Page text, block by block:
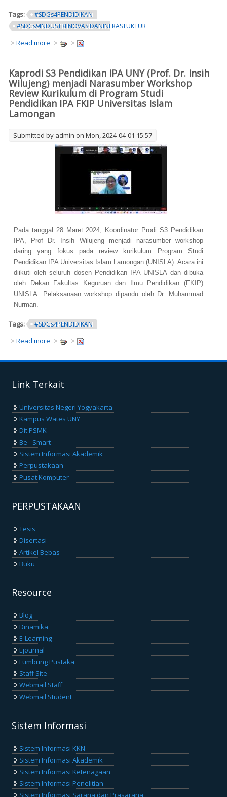
Tags:
#SDGs4PENDIDIKAN
#SDGs9INDUSTRIINOVASIDANINFRASTUKTUR
Read more about Guest Lecture di UNY: Model Project and Problem
Kaprodi S3 Pendidikan IPA UNY (Prof. Dr. Insih
Wilujeng) menjadi Narasumber Workshop
Review Kurikulum di Program Studi
Pendidikan IPA FKIP Universitas Islam
Lamongan
Submitted by admin on Mon, 2024-04-01 15:57
Pada tanggal 28 Maret 2024, Koordinator Prodi S3 Pendidikan
IPA, Prof Dr. Insih Wilujeng menjadi narasumber workshop
daring yang fokus pada review kurikulum Program Studi
Pendidikan IPA Universitas Islam Lamongan (UNISLA). Acara ini
diikuti oleh seluruh dosen Pendidikan IPA UNISLA dan dibuka
oleh Dekan Fakultas Keguruan dan Ilmu Pendidikan (FKIP)
UNISLA. Pelaksanaan workshop dipandu oleh Dr. Muhammad
Nurman.
Tags: #SDGs4PENDIDIKAN
Read more about Kaprodi S3 Pendidikan IPA UNY (Prof. Dr. Insih
Kurikulum di Program Studi Pendidikan IPA FKIP
Link Terkait
Universitas Negeri Yogyakarta
Kampus Wates UNY
Dit PSMK
Be - Smart
Sistem Informasi Akademik
Perpustakaan
Pusat Komputer
PERPUSTAKAAN
Tesis
Disertasi
Artikel Bebas
Buku
Resource
Blog
Dinamika
E-Learning
Ejournal
Lumbung Pustaka
Staff Site
Webmail Staff
Webmail Student
Sistem Informasi
Sistem Informasi KKN
Sistem Informasi Akademik
Sistem Informasi Ketenagaan
Sistem Informasi Penelitian
Sistem Informasi Sarana dan Prasarana